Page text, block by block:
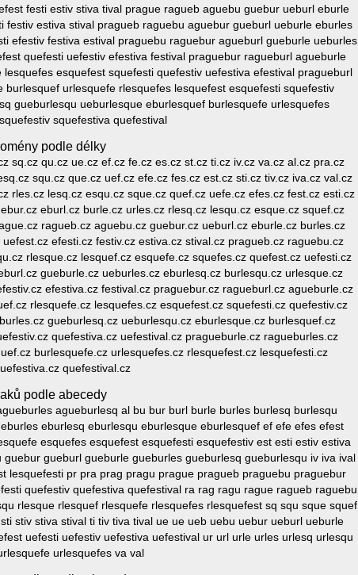
festi estiv stiva tival prague ragueb aguebu guebur ueburl eburle
estiva stival pragueb raguebu aguebur gueburl ueburle eburles
efestiv festiva estival praguebu raguebur agueburl gueburle ueburles
quefesti uefestiv efestiva festival praguebur ragueburl agueburle
esquefest squefesti quefestiv uefestiva efestival pragueburl
urlesquefe rlesquefes lesquefest esquefesti squefestiv
gueburlesqu ueburlesque eburlesquef burlesquefe urlesquefes
squefestiva quefestival
podle délky
sq.cz qu.cz ue.cz ef.cz fe.cz es.cz st.cz ti.cz iv.cz va.cz al.cz pra.cz
squ.cz que.cz uef.cz efe.cz fes.cz est.cz sti.cz tiv.cz iva.cz val.cz
rles.cz lesq.cz esqu.cz sque.cz quef.cz uefe.cz efes.cz fest.cz esti.cz
eburl.cz burle.cz urles.cz rlesq.cz lesqu.cz esque.cz squef.cz
ragueb.cz aguebu.cz guebur.cz ueburl.cz eburle.cz burles.cz
efesti.cz festiv.cz estiva.cz stival.cz pragueb.cz raguebu.cz
rlesque.cz lesquef.cz esquefe.cz squefes.cz quefest.cz uefesti.cz
gueburle.cz ueburles.cz eburlesq.cz burlesqu.cz urlesque.cz
efestiva.cz festival.cz praguebur.cz ragueburl.cz agueburle.cz
rlesquefe.cz lesquefes.cz esquefest.cz squefesti.cz quefestiv.cz
gueburlesq.cz ueburlesqu.cz eburlesque.cz burlesquef.cz
quefestiva.cz uefestival.cz pragueburle.cz ragueburles.cz
burlesquefe.cz urlesquefes.cz rlesquefest.cz lesquefesti.cz
quefestival.cz
podle abecedy
agueburlesq al bu bur burl burle burles burlesq burlesqu
eburlesq eburlesqu eburlesque eburlesquef ef efe efes efest
esquefes esquefest esquefesti esquefestiv est esti estiv estiva
gueburl gueburle gueburles gueburlesq gueburlesqu iv iva ival
lesquefesti pr pra prag pragu prague pragueb praguebu praguebur
quefestiv quefestiva quefestival ra rag ragu rague ragueb raguebu
rlesque rlesquef rlesquefe rlesquefes rlesquefest sq squ sque squef
stiv stiva stival ti tiv tiva tival ue ue ueb uebu uebur ueburl ueburle
uefesti uefestiv uefestiva uefestival ur url urle urles urlesq urlesqu
urlesquefes va val